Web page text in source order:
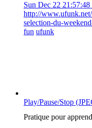
Sun Dec 22
http://
selection-du-
fun ufunk
Play/Pause/Stop
Pratique pour